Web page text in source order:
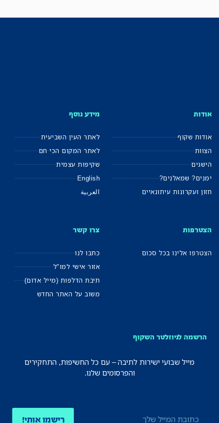
אודות
אודות שקוף
הצוות
הישגים
ימנים? שמאלנים?
חזון ועקרונות עיתונאיים
מידע נוסף
לאתר העין השביעית
לאתר המקום הכי חם
שקיפות עצמית
English
العربية
הצטרפות
הצטרפו אלינו בכל סכום
צרו קשר
כתבו לנו
אזור אישי למו"ל
תיבת הדלפות (מייל אדום)
משוב על האתר החדש
הרשמה לניוזלטר השקוף
מייל שבועי ישירות לתיבה – עם כל החשיפות, התחקירים
והפרסומים שלנו.
רישמו אותי!